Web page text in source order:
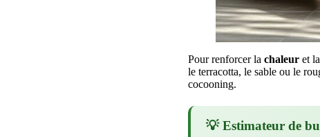
Pour renforcer la chaleur et la
le terracotta, le sable ou le
cocooning.
💡 Estimateur de